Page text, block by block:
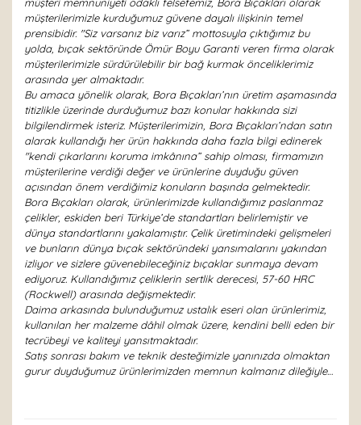
müşterilerimizle kurduğumuz güvene dayalı ilişkinin temel
prensibidir. "Siz varsanız biz varız” mottosuyla çıktığımız bu
yolda, bıçak sektöründe Ömür Boyu Garanti veren firma olarak
müşterilerimizle sürdürülebilir bir bağ kurmak önceliklerimiz
arasında yer almaktadır.
Bu amaca yönelik olarak, Bora Bıçakları’nın üretim aşamasında
titizlikle üzerinde durduğumuz bazı konular hakkında sizi
bilgilendirmek isteriz. Müşterilerimizin, Bora Bıçakları’ndan satın
alarak kullandığı her ürün hakkında daha fazla bilgi edinerek
"kendi çıkarlarını koruma imkânına” sahip olması, firmamızın
müşterilerine verdiği değer ve ürünlerine duyduğu güven
açısından önem verdiğimiz konuların başında gelmektedir.
Bora Bıçakları olarak, ürünlerimizde kullandığımız paslanmaz
çelikler, eskiden beri Türkiye’de standartları belirlemiştir ve
dünya standartlarını yakalamıştır. Çelik üretimindeki gelişmeleri
ve bunların dünya bıçak sektöründeki yansımalarını yakından
izliyor ve sizlere güvenebileceğiniz bıçaklar sunmaya devam
ediyoruz. Kullandığımız çeliklerin sertlik derecesi, 57-60 HRC
(Rockwell) arasında değişmektedir.
Daima arkasında bulunduğumuz ustalık eseri olan ürünlerimiz,
kullanılan her malzeme dâhil olmak üzere, kendini belli eden bir
tecrübeyi ve kaliteyi yansıtmaktadır.
Satış sonrası bakım ve teknik desteğimizle yanınızda olmaktan
gurur duyduğumuz ürünlerimizden memnun kalmanız dileğiyle…